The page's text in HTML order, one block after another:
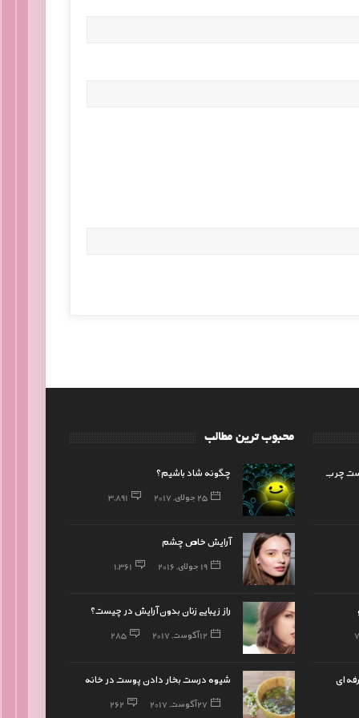
محبوب ترین مطالب
چگونه شاد باشیم؟
25 جولای, 2017 3,891
آرایش خاص چشم
19 جولای, 2016 1,361
راز زیبایی زنان بدون آرایش در چیست؟
12 آگوست, 2017 285
شیوه درست بخار دادن پوست در خانه
27 آگوست, 2017 262
چرب